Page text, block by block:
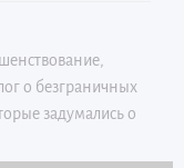
о безграничных
задумались о